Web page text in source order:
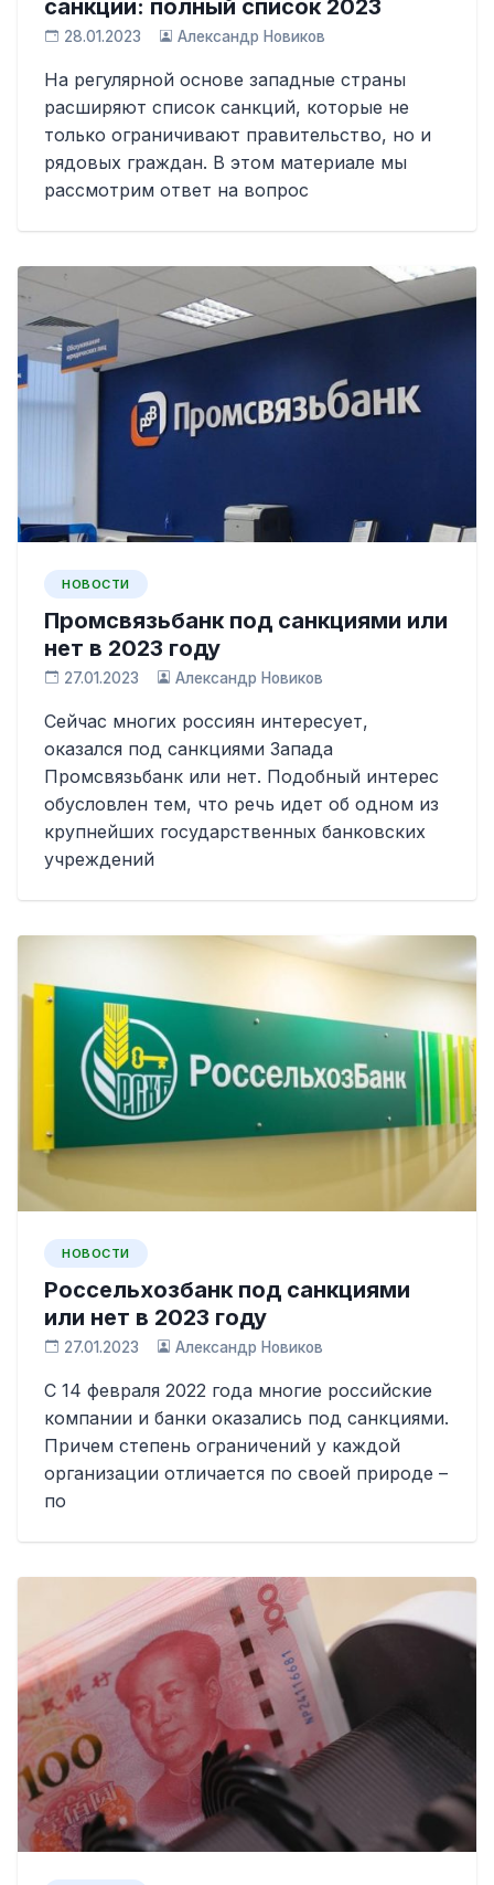
санкции: полный список 2023
28.01.2023 Александр Новиков
На регулярной основе западные страны
расширяют список санкций, которые не
только ограничивают правительство, но и
рядовых граждан. В этом материале мы
рассмотрим ответ на вопрос
НОВОСТИ
Промсвязьбанк под санкциями или
нет в 2023 году
27.01.2023 Александр Новиков
Сейчас многих россиян интересует,
оказался под санкциями Запада
Промсвязьбанк или нет. Подобный интерес
обусловлен тем, что речь идет об одном из
крупнейших государственных банковских
учреждений
НОВОСТИ
Россельхозбанк под санкциями
или нет в 2023 году
27.01.2023 Александр Новиков
С 14 февраля 2022 года многие российские
компании и банки оказались под санкциями.
Причем степень ограничений у каждой
организации отличается по своей природе –
по